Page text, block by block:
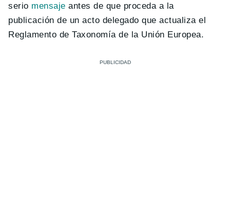
serio mensajeantes de que proceda a la
publicación de un acto delegado que actualiza el
Reglamento de Taxonomía de la Unión Europea.